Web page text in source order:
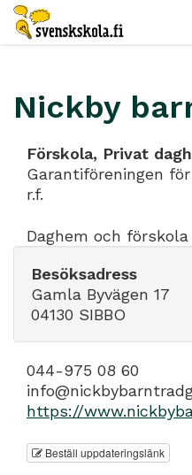
Nickby
Förskola, Privat
Garantiföreningen
r.f.
Daghem och förskola
Besöksadress
Gamla Byvägen 17
04130 SIBBO
044-975 08 60
https://
Beställ uppdateringslänk